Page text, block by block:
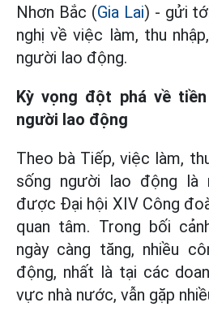
Nhơn Bắc (Gia Lai) - gửi
nghị về việc làm, thu
người lao động.
Kỳ vọng đột phá về
người lao động
Theo bà Tiếp, việc làm,
sống người lao động là
được Đại hội XIV Công
quan tâm. Trong bối
ngày càng tăng, nhiều
động, nhất là tại các
vực nhà nước, vẫn gặp